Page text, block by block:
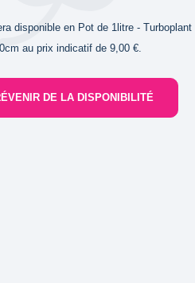
disponible en Pot de 1litre - Turboplant
au prix indicatif de 9,00 €.
DE LA DISPONIBILITÉ